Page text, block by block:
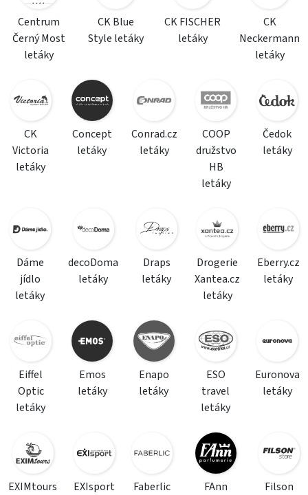
Centrum
Černý Most
letáky
CK Blue
Style letáky
CK FISCHER
letáky
CK
Neckermann
letáky
CK
Victoria
letáky
Concept
letáky
Conrad.cz
letáky
COOP
družstvo
HB
letáky
Čedok
letáky
Dáme
jídlo
letáky
decoDoma
letáky
Draps
letáky
Drogerie
Xantea.cz
letáky
Eberry.cz
letáky
Eiffel
Optic
letáky
Emos
letáky
Enapo
letáky
ESO
travel
letáky
Euronova
letáky
EXIMtours
EXIsport
Faberlic
FAnn
Filson